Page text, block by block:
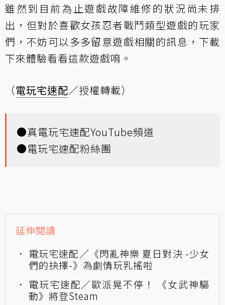
雖然到目前為止遊戲故障維修的狀況尚未排
出，但對於喜歡女孩忍者戰鬥類型遊戲的玩家
們，不妨可以多多留意遊戲相關的訊息，下載
下來體驗看看這款遊戲唷。
（電玩宅速配／授權轉載）
●真電玩宅速配YouTube頻道
●電玩宅速配粉絲團
延伸閱讀
電玩宅速配／《閃亂神樂 夏日對決 -少女
們的抉擇-》為劇情玩乳搖啦
電玩宅速配／歐派晃不停！ 《女武神驅
動》將登Steam